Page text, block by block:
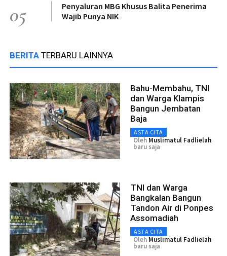
05
Penyaluran MBG Khusus Balita Penerima
Wajib Punya NIK
BERITA TERBARU LAINNYA
Bahu-Membahu, TNI
dan Warga Klampis
Bangun Jembatan
Baja
ASTA CITA
Oleh Muslimatul Fadlielah
baru saja
TNI dan Warga
Bangkalan Bangun
Tandon Air di Ponpes
Assomadiah
ASTA CITA
Oleh Muslimatul Fadlielah
baru saja